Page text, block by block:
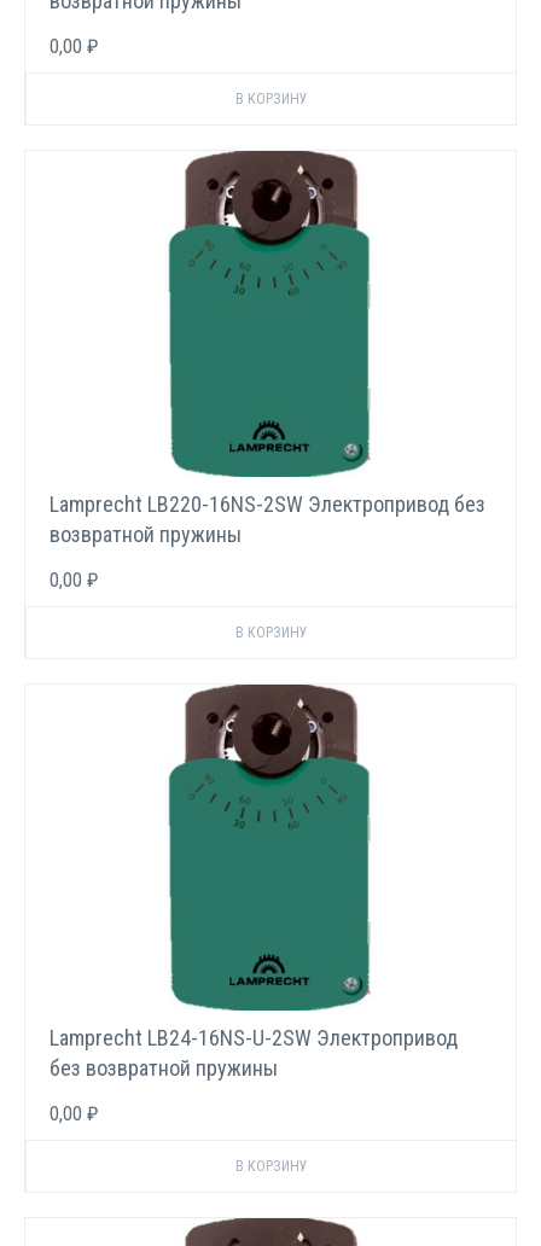
0,00 ₽
Lamprecht LB220-16NS-2SW Электропривод без
возвратной пружины
0,00 ₽
Lamprecht LB24-16NS-U-2SW Электропривод
без возвратной пружины
0,00 ₽